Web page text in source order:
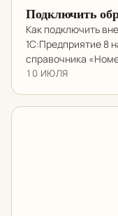
Подключить
Как подключить
1С:Предприятие 8
справочника
10 ИЮЛЯ